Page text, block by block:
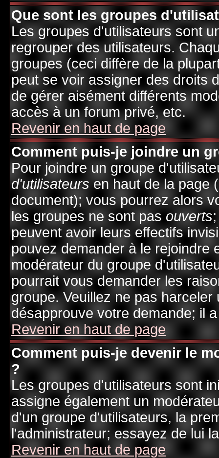
Que sont les groupes
Les groupes d'utilisateurs sont
regrouper des utilisateurs.
groupes (ceci diffère de la
peut se voir assigner des droits
de gérer aisément différents
accès à un forum privé, etc.
Revenir en haut de page
Comment puis-je joindre un
Pour joindre un groupe
d'utilisateursen haut de la page
document); vous pourrez alors
les groupes ne sont pasouverts
peuvent avoir leurs effectifs
pouvez demander à le rejoindre
modérateur du groupe
pourrait vous demander les
groupe. Veuillez ne pas
désapprouve votre demande; il
Revenir en haut de page
Comment puis-je devenir le
?
Les groupes d'utilisateurs sont
assigne également un
d'un groupe d'utilisateurs, la
l'administrateur; essayez de lui
Revenir en haut de page